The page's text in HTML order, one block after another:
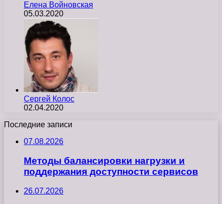
Елена Войновская
05.03.2020
Сергей Колос
02.04.2020
Последние записи
07.08.2026
Методы балансировки нагрузки и
поддержания доступности сервисов
26.07.2026